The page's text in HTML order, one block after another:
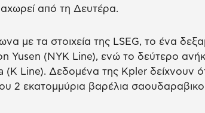
από τη Δευτέρα.
με τα στοιχεία της LSEG, το ένα
Yusen (NYK Line), ενώ το δεύτερο
(K Line). Δεδομένα της Kpler δείχνουν
2 εκατομμύρια βαρέλια